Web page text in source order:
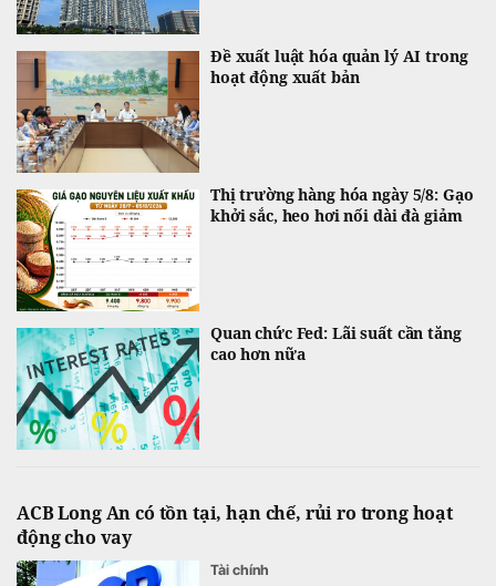
Đề xuất luật hóa quản lý AI trong
hoạt động xuất bản
Thị trường hàng hóa ngày 5/8: Gạo
khởi sắc, heo hơi nối dài đà giảm
Quan chức Fed: Lãi suất cần tăng
cao hơn nữa
ACB Long An có tồn tại, hạn chế, rủi ro trong hoạt
động cho vay
Tài chính